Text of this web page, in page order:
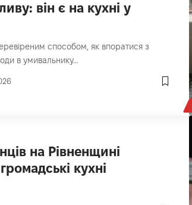
він є на кухні у
способом, як впоратися з
в умивальнику…
на Рівненщині
кухні